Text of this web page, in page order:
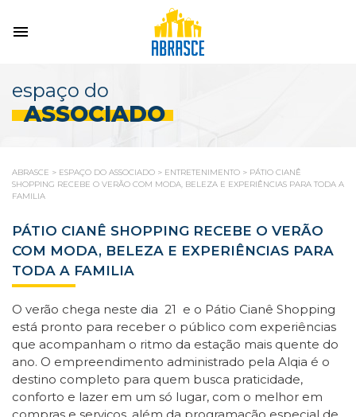
espaço do
ASSOCIADO
ABRASCE > ESPAÇO DO ASSOCIADO > ENTRETENIMENTO > PÁTIO CIANÊ
SHOPPING RECEBE O VERÃO COM MODA, BELEZA E EXPERIÊNCIAS PARA TODA A
FAMILIA
PÁTIO CIANÊ SHOPPING RECEBE O VERÃO
COM MODA, BELEZA E EXPERIÊNCIAS PARA
TODA A FAMILIA
O verão chega neste dia 21 e o Pátio Cianê Shopping
está pronto para receber o público com experiências
que acompanham o ritmo da estação mais quente do
ano. O empreendimento administrado pela Alqia é o
destino completo para quem busca praticidade,
conforto e lazer em um só lugar, com o melhor em